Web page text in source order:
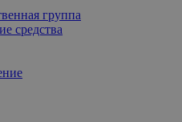
группа
средства